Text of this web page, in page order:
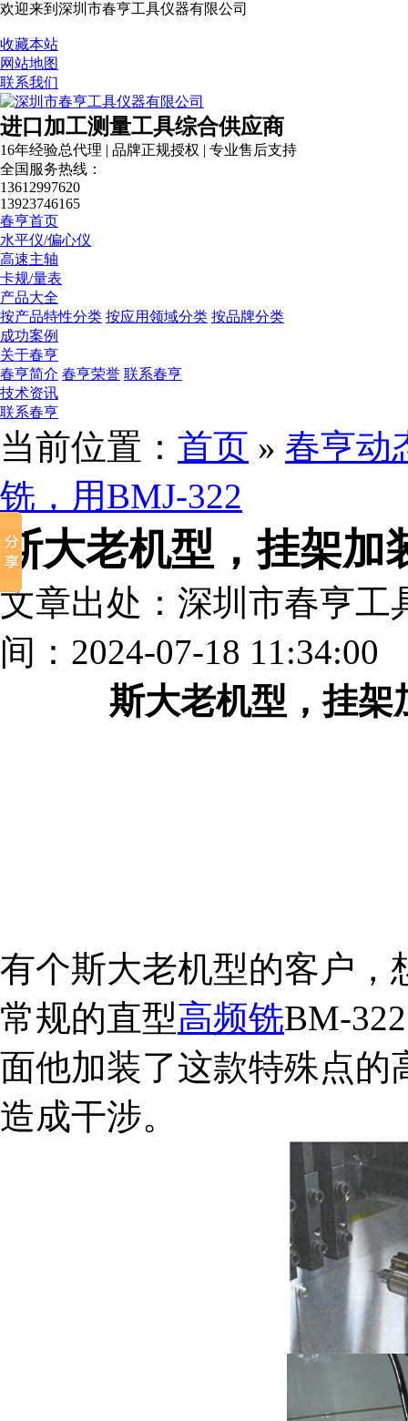
欢迎来到深圳市春亨工具仪器有限公司
收藏本站
网站地图
联系我们
进口加工测量工具综合供应商
16年经验总代理 | 品牌正规授权 | 专业售后支持
全国服务热线：
13612997620
13923746165
春亨首页
水平仪/偏心仪
高速主轴
卡规/量表
产品大全
按产品特性分类 按应用领域分类 按品牌分类
成功案例
关于春亨
春亨简介 春亨荣誉 联系春亨
技术资讯
联系春亨
当前位置： 首页 » 春亨动
铣，用BMJ-322
斯大老机型，挂架加
文章出处：深圳市春亨工
间：2024-07-18 11:34:00
斯大老机型，挂架
有个斯大老机型的客户，
常规的直型高频铣BM-
面他加装了这款特殊点的
造成干涉。